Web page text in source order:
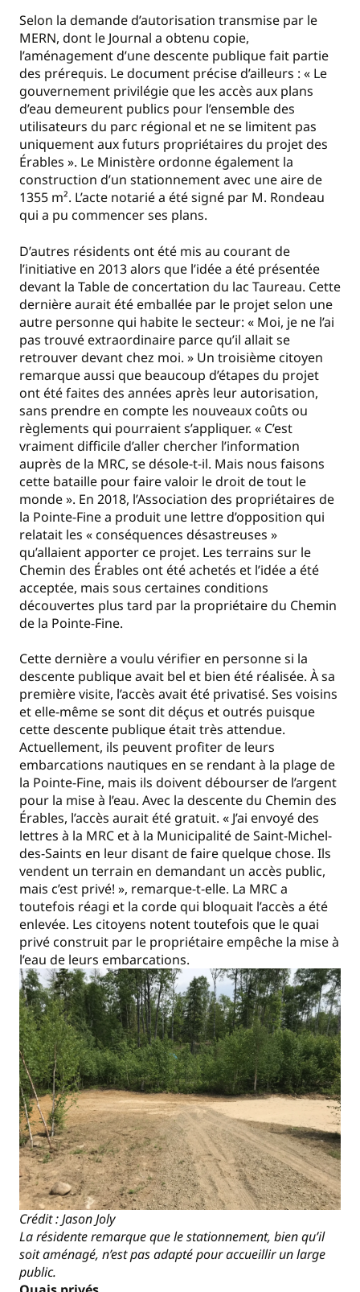
Selon la demande d’autorisation transmise par le
MERN, dont le Journal a obtenu copie,
l’aménagement d’une descente publique fait partie
des prérequis. Le document précise d’ailleurs : « Le
gouvernement privilégie que les accès aux plans
d’eau demeurent publics pour l’ensemble des
utilisateurs du parc régional et ne se limitent pas
uniquement aux futurs propriétaires du projet des
Érables ». Le Ministère ordonne également la
construction d’un stationnement avec une aire de
1355 m². L’acte notarié a été signé par M. Rondeau
qui a pu commencer ses plans.
D’autres résidents ont été mis au courant de
l’initiative en 2013 alors que l’idée a été présentée
devant la Table de concertation du lac Taureau. Cette
dernière aurait été emballée par le projet selon une
autre personne qui habite le secteur: « Moi, je ne l’ai
pas trouvé extraordinaire parce qu’il allait se
retrouver devant chez moi. » Un troisième citoyen
remarque aussi que beaucoup d’étapes du projet
ont été faites des années après leur autorisation,
sans prendre en compte les nouveaux coûts ou
règlements qui pourraient s’appliquer. « C’est
vraiment difficile d’aller chercher l’information
auprès de la MRC, se désole-t-il. Mais nous faisons
cette bataille pour faire valoir le droit de tout le
monde ». En 2018, l’Association des propriétaires de
la Pointe-Fine a produit une lettre d’opposition qui
relatait les « conséquences désastreuses »
qu’allaient apporter ce projet. Les terrains sur le
Chemin des Érables ont été achetés et l’idée a été
acceptée, mais sous certaines conditions
découvertes plus tard par la propriétaire du Chemin
de la Pointe-Fine.
Cette dernière a voulu vérifier en personne si la
descente publique avait bel et bien été réalisée. À sa
première visite, l’accès avait été privatisé. Ses voisins
et elle-même se sont dit déçus et outrés puisque
cette descente publique était très attendue.
Actuellement, ils peuvent profiter de leurs
embarcations nautiques en se rendant à la plage de
la Pointe-Fine, mais ils doivent débourser de l’argent
pour la mise à l’eau. Avec la descente du Chemin des
Érables, l’accès aurait été gratuit. « J’ai envoyé des
lettres à la MRC et à la Municipalité de Saint-Michel-
des-Saints en leur disant de faire quelque chose. Ils
vendent un terrain en demandant un accès public,
mais c’est privé! », remarque-t-elle. La MRC a
toutefois réagi et la corde qui bloquait l’accès a été
enlevée. Les citoyens notent toutefois que le quai
privé construit par le propriétaire empêche la mise à
l’eau de leurs embarcations.
Crédit : Jason Joly
La résidente remarque que le stationnement, bien qu’il
soit aménagé, n’est pas adapté pour accueillir un large
public.